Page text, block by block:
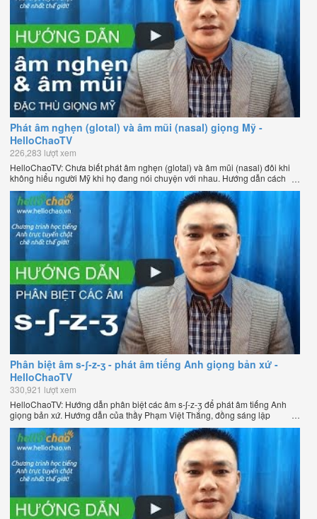
Phát âm nghẹn (glotal) và âm mũi (nasal) giọng Mỹ -
HelloChaoTV
226,283 lượt xem
HelloChaoTV: Chưa biết phát âm nghẹn (glotal) và âm mũi (nasal) đôi khi
không hiểu người Mỹ khi họ đang nói chuyện với nhau. Hướng dẫn cách
phát âm tiếng Anh giọng Mỹ theo phương pháp đọc tách ghép âm đặc biệt
của thầy Phạm Việt Thắng, đồng sáng lập HelloChao.vn - Chương trình
dạy tiếng Anh trực tuyến chặt chẽ nhất thế giới.
Phân biệt âm s-ʃ-z-ʒ - phát âm tiếng Anh giọng bản xứ -
HelloChaoTV
330,921 lượt xem
HelloChaoTV: Hướng dẫn phân biệt các âm s-ʃ-z-ʒ để phát âm tiếng Anh
giọng bản xứ. Hướng dẫn của thầy Phạm Việt Thắng, đồng sáng lập
HelloChao.vn - Chương trình dạy tiếng Anh trực tuyến chặt chẽ nhất thế
giới.